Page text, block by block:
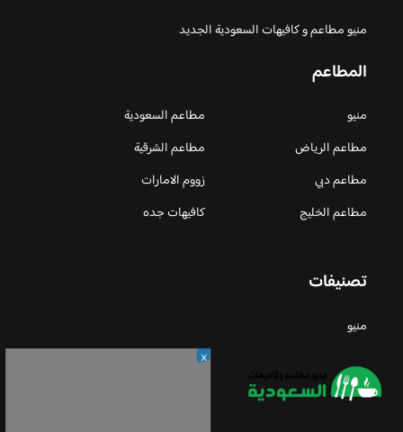
منيو مطاعم و كافيهات السعودية الجديد
المطاعم
منيو
مطاعم السعودية
مطاعم الرياض
مطاعم الشرقية
مطاعم دبي
زووم الامارات
مطاعم الخليج
كافيهات جده
تصنيفات
منيو
X